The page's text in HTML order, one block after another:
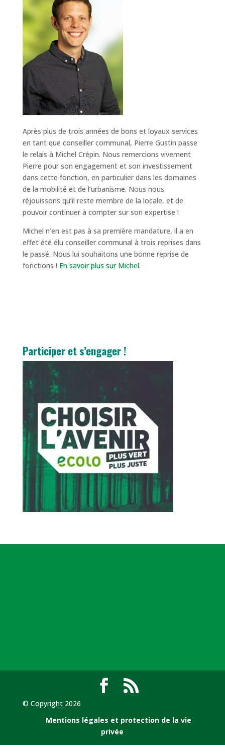
Après plus de trois années de bons et loyaux services
en tant que conseiller communal, Pierre Gustin passe
le relais à Michel Crépin. Nous remercions vivement
Pierre pour son engagement et son investissement
dans cette fonction, en particulier dans les domaines
de la mobilité et de l’urbanisme. Nous nous
réjouissons qu’il reste membre de la locale, et de
pouvoir continuer à compter sur son expertise !
Michel n’en est pas à sa première mandature, il a en
effet été élu conseiller communal à trois reprises dans
le passé. Nous lui souhaitons une bonne reprise de
fonctions ! En savoir plus sur Michel.
Participer et s’engager !
© Copyright 2026
Mentions légales et protection de la vie
privée